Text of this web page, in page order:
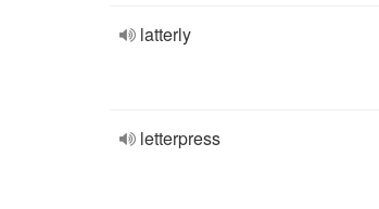
latterly
letterpress